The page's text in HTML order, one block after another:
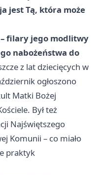
jest Tą, która może
filary jego modlitwy
nabożeństwa do
z lat dziecięcych w
ogłoszono
Matki Bożej
Był też
Najświętszego
Komunii – co miało
praktyk